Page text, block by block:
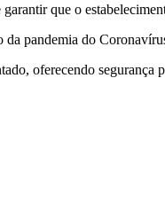
que o
da pandemia do
oferecendo segurança